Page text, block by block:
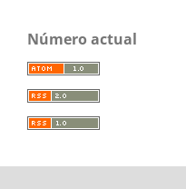
Número actual